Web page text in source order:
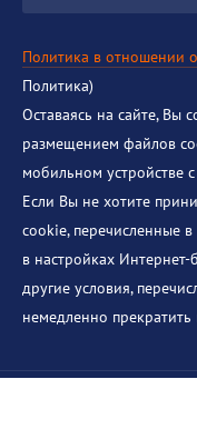
Политика в отношении
Политика)
Оставаясь на сайте, Вы
размещением файлов
мобильном устройстве
Если Вы не хотите
cookie, перечисленные
в настройках
другие условия,
немедленно прекратить